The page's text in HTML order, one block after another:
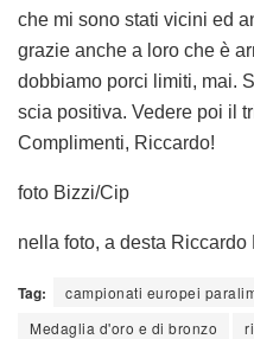
che mi sono stati vicini ed
grazie anche a loro che è
dobbiamo porci limiti, mai.
scia positiva. Vedere poi il
Complimenti, Riccardo!
foto Bizzi/Cip
nella foto, a desta Riccardo
Tag: campionati europei
Medaglia d'oro e di bronzo